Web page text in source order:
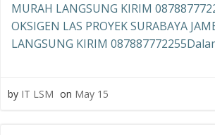
MURAH LANGSUNG KIRIM
OKSIGEN LAS PROYEK SURABAYA
LANGSUNG KIRIM
by IT LSM on May 15